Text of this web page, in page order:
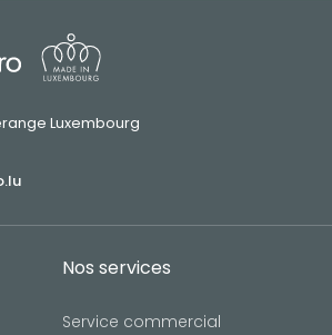
Luxembourg
Nos services
Service commercial